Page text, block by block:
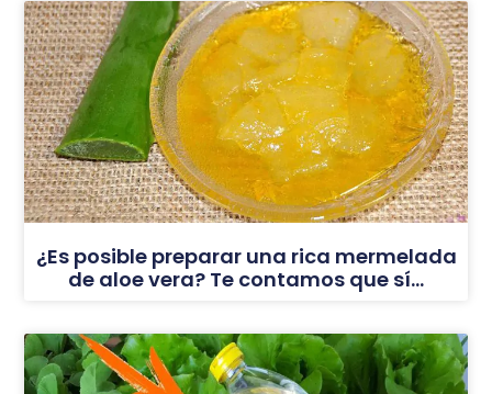
¿Es posible preparar una rica mermelada
de aloe vera? Te contamos que sí…